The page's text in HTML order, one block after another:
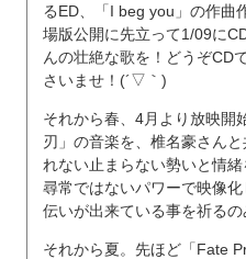
るED、「I beg you」の作曲
場版公開に先立って1/09に
んの壮絶な歌を！どうぞCD
さいませ！(´▽｀)
それから春、4月より放映開
刃」の音楽を、椎名豪さん
れない止まらない勢いと情
尋常ではないパワーで映像
伝いが出来ている事を祈る
それから夏。先ほど「Fate